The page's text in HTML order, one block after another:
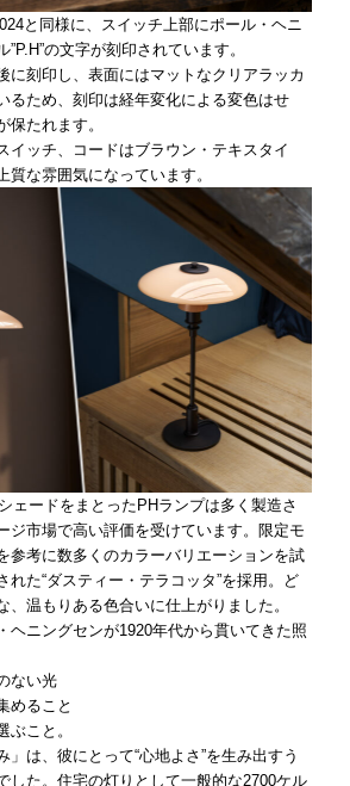
と同様に、スイッチ上部にポール・ヘニ
の文字が刻印されています。
に刻印し、表面にはマットなクリアラッカ
るため、刻印は経年変化による変色はせ
保たれます。
イッチ、コードはブラウン・テキスタイ
質な雰囲気になっています。
ェードをまとったPHランプは多く製造さ
ジ市場で高い評価を受けています。限定モ
参考に数多くのカラーバリエーションを試
れた“ダスティー・テラコッタ”を採用。ど
、温もりある色合いに仕上がりました。
ヘニングセンが1920年代から貫いてきた照
ない光
めること
こと。
は、彼にとって“心地よさ”を生み出すう
した。住宅の灯りとして一般的な2700ケル